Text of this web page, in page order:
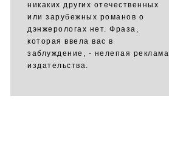
никаких других отечественных
или зарубежных романов о
дэнжерологах нет. Фраза,
которая ввела вас в
заблуждение, - нелепая реклама
издательства.